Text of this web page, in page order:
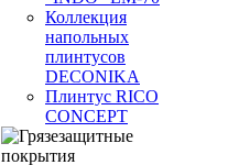
Коллекция
напольных
плинтусов
DECONIKA
Плинтус RICO
CONCEPT